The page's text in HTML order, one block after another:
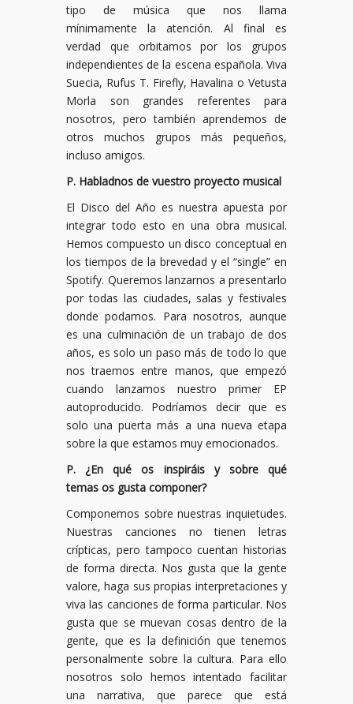
tipo de música que nos llama
mínimamente la atención. Al final es
verdad que orbitamos por los grupos
independientes de la escena española. Viva
Suecia, Rufus T. Firefly, Havalina o Vetusta
Morla son grandes referentes para
nosotros, pero también aprendemos de
otros muchos grupos más pequeños,
incluso amigos.
P. Habladnos de vuestro proyecto musical
El Disco del Año es nuestra apuesta por
integrar todo esto en una obra musical.
Hemos compuesto un disco conceptual en
los tiempos de la brevedad y el “single” en
Spotify. Queremos lanzarnos a presentarlo
por todas las ciudades, salas y festivales
donde podamos. Para nosotros, aunque
es una culminación de un trabajo de dos
años, es solo un paso más de todo lo que
nos traemos entre manos, que empezó
cuando lanzamos nuestro primer EP
autoproducido. Podríamos decir que es
solo una puerta más a una nueva etapa
sobre la que estamos muy emocionados.
P. ¿En qué os inspiráis y sobre qué
temas os gusta componer?
Componemos sobre nuestras inquietudes.
Nuestras canciones no tienen letras
crípticas, pero tampoco cuentan historias
de forma directa. Nos gusta que la gente
valore, haga sus propias interpretaciones y
viva las canciones de forma particular. Nos
gusta que se muevan cosas dentro de la
gente, que es la definición que tenemos
personalmente sobre la cultura. Para ello
nosotros solo hemos intentado facilitar
una narrativa, que parece que está